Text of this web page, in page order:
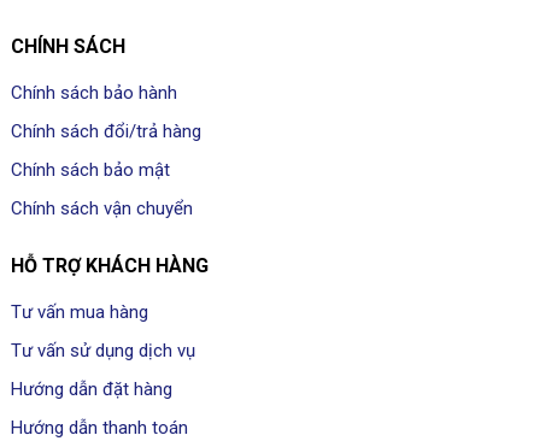
CHÍNH SÁCH
Chính sách bảo hành
Chính sách đổi/trả hàng
Chính sách bảo mật
Chính sách vận chuyển
HỖ TRỢ KHÁCH HÀNG
Tư vấn mua hàng
Tư vấn sử dụng dịch vụ
Hướng dẫn đặt hàng
Hướng dẫn thanh toán